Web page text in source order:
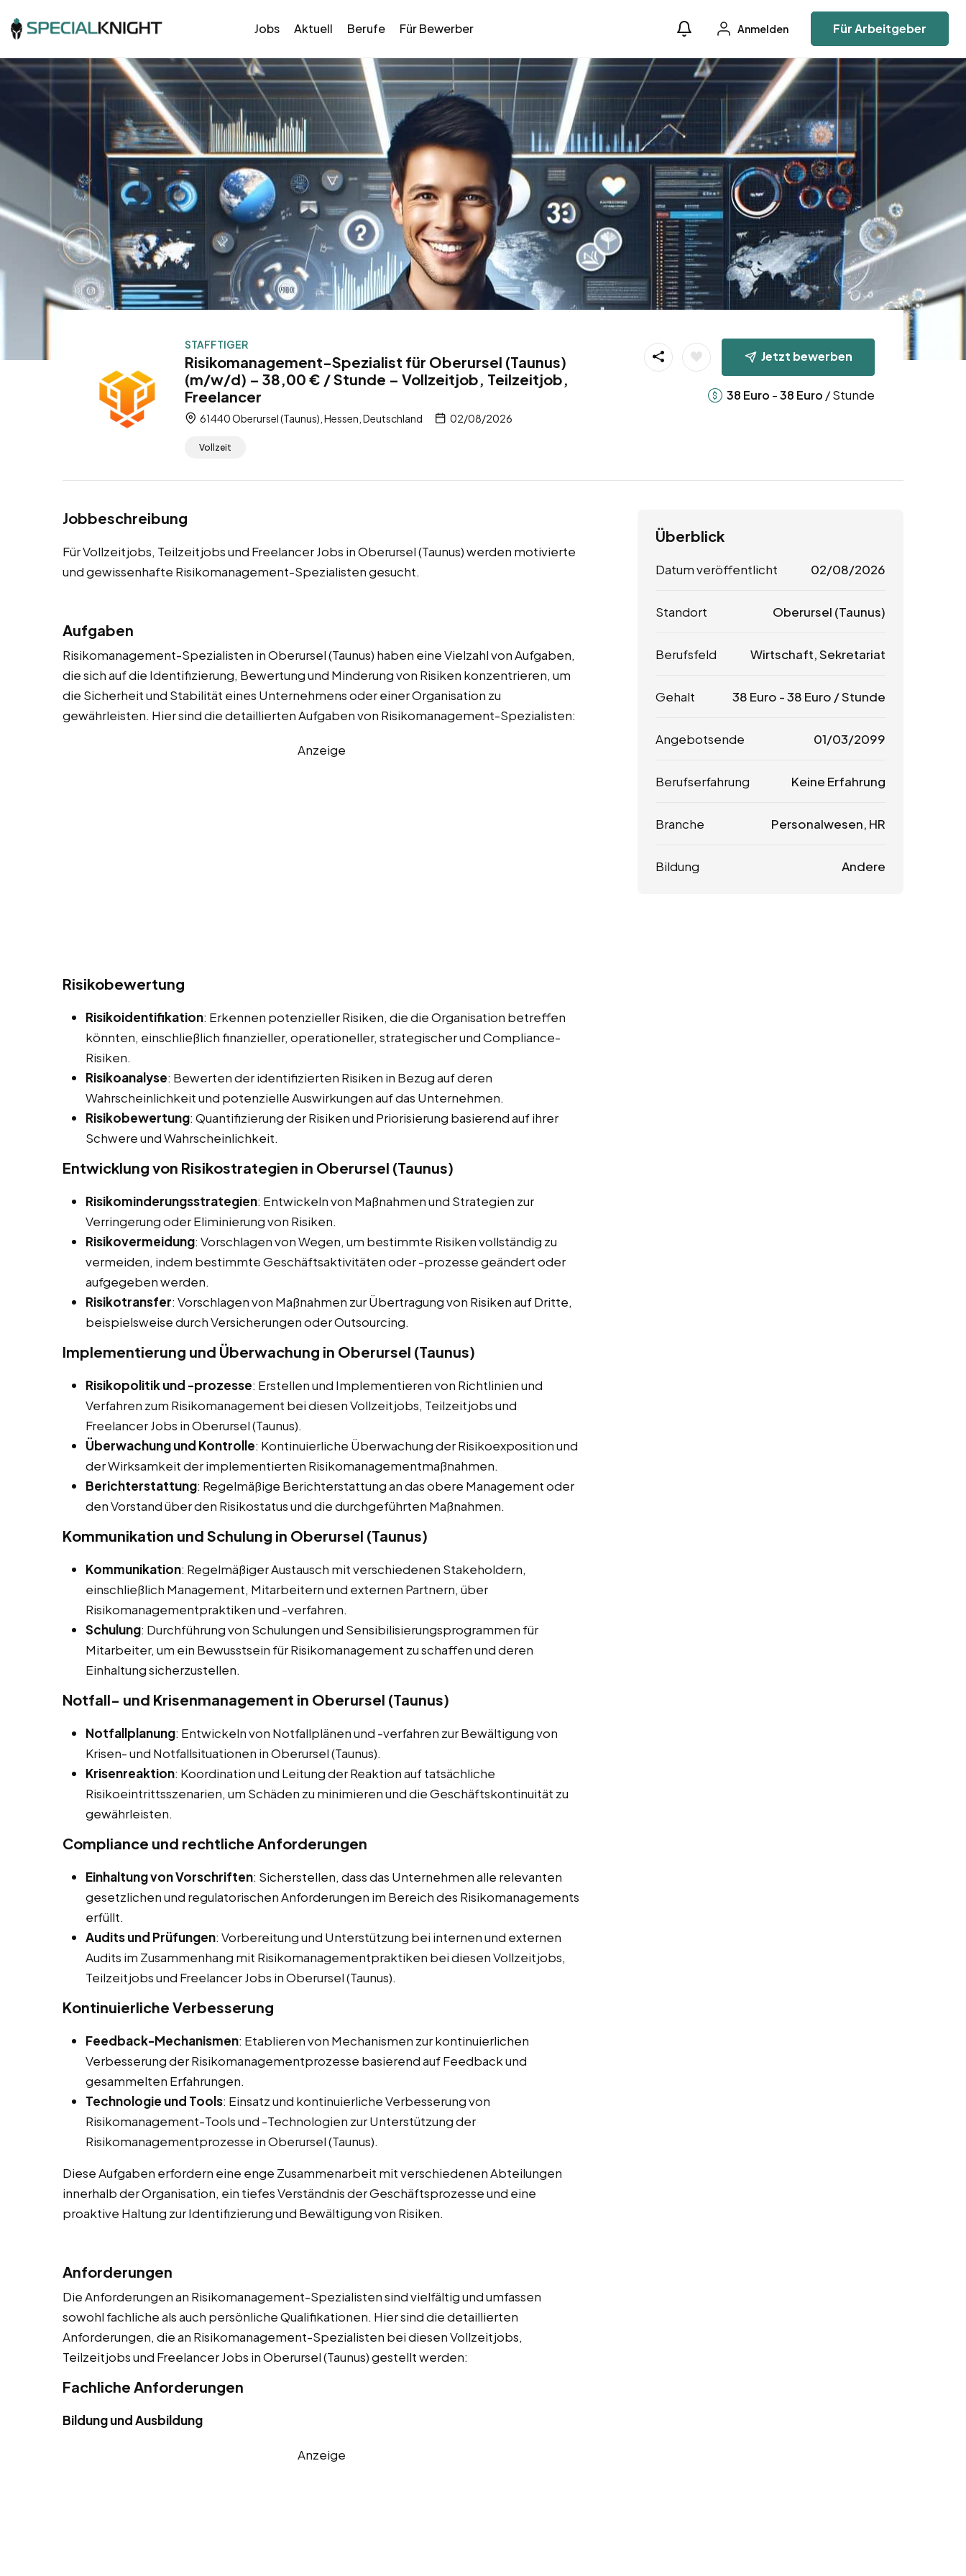
Jobs Aktuell Berufe Für Bewerber Anmelden Für Arbeitgeber
STAFFTIGER
Risikomanagement-Spezialist für Oberursel (Taunus)
(m/w/d) – 38,00 € / Stunde – Vollzeitjob, Teilzeitjob,
Freelancer
61440 Oberursel (Taunus), Hessen, Deutschland 02/08/2026
Vollzeit
Jetzt bewerben
38 Euro -38 Euro / Stunde
Jobbeschreibung
Für Vollzeitjobs, Teilzeitjobs und Freelancer Jobs in Oberursel (Taunus) werden motivierte
und gewissenhafte Risikomanagement-Spezialisten gesucht.
Aufgaben
Risikomanagement-Spezialisten in Oberursel (Taunus) haben eine Vielzahl von Aufgaben,
die sich auf die Identifizierung, Bewertung und Minderung von Risiken konzentrieren, um
die Sicherheit und Stabilität eines Unternehmens oder einer Organisation zu
gewährleisten. Hier sind die detaillierten Aufgaben von Risikomanagement-Spezialisten:
Anzeige
Risikobewertung
Risikoidentifikation: Erkennen potenzieller Risiken, die die Organisation betreffen
könnten, einschließlich finanzieller, operationeller, strategischer und Compliance-
Risiken.
Risikoanalyse: Bewerten der identifizierten Risiken in Bezug auf deren
Wahrscheinlichkeit und potenzielle Auswirkungen auf das Unternehmen.
Risikobewertung: Quantifizierung der Risiken und Priorisierung basierend auf ihrer
Schwere und Wahrscheinlichkeit.
Entwicklung von Risikostrategien in Oberursel (Taunus)
Risikominderungsstrategien: Entwickeln von Maßnahmen und Strategien zur
Verringerung oder Eliminierung von Risiken.
Risikovermeidung: Vorschlagen von Wegen, um bestimmte Risiken vollständig zu
vermeiden, indem bestimmte Geschäftsaktivitäten oder -prozesse geändert oder
aufgegeben werden.
Risikotransfer: Vorschlagen von Maßnahmen zur Übertragung von Risiken auf Dritte,
beispielsweise durch Versicherungen oder Outsourcing.
Implementierung und Überwachung in Oberursel (Taunus)
Risikopolitik und -prozesse: Erstellen und Implementieren von Richtlinien und
Verfahren zum Risikomanagement bei diesen Vollzeitjobs, Teilzeitjobs und
Freelancer Jobs in Oberursel (Taunus).
Überwachung und Kontrolle: Kontinuierliche Überwachung der Risikoexposition und
der Wirksamkeit der implementierten Risikomanagementmaßnahmen.
Berichterstattung: Regelmäßige Berichterstattung an das obere Management oder
den Vorstand über den Risikostatus und die durchgeführten Maßnahmen.
Kommunikation und Schulung in Oberursel (Taunus)
Kommunikation: Regelmäßiger Austausch mit verschiedenen Stakeholdern,
einschließlich Management, Mitarbeitern und externen Partnern, über
Risikomanagementpraktiken und -verfahren.
Schulung: Durchführung von Schulungen und Sensibilisierungsprogrammen für
Mitarbeiter, um ein Bewusstsein für Risikomanagement zu schaffen und deren
Einhaltung sicherzustellen.
Notfall- und Krisenmanagement in Oberursel (Taunus)
Notfallplanung: Entwickeln von Notfallplänen und -verfahren zur Bewältigung von
Krisen- und Notfallsituationen in Oberursel (Taunus).
Krisenreaktion: Koordination und Leitung der Reaktion auf tatsächliche
Risikoeintrittsszenarien, um Schäden zu minimieren und die Geschäftskontinuität zu
gewährleisten.
Compliance und rechtliche Anforderungen
Einhaltung von Vorschriften: Sicherstellen, dass das Unternehmen alle relevanten
gesetzlichen und regulatorischen Anforderungen im Bereich des Risikomanagements
erfüllt.
Audits und Prüfungen: Vorbereitung und Unterstützung bei internen und externen
Audits im Zusammenhang mit Risikomanagementpraktiken bei diesen Vollzeitjobs,
Teilzeitjobs und Freelancer Jobs in Oberursel (Taunus).
Kontinuierliche Verbesserung
Feedback-Mechanismen: Etablieren von Mechanismen zur kontinuierlichen
Verbesserung der Risikomanagementprozesse basierend auf Feedback und
gesammelten Erfahrungen.
Technologie und Tools: Einsatz und kontinuierliche Verbesserung von
Risikomanagement-Tools und -Technologien zur Unterstützung der
Risikomanagementprozesse in Oberursel (Taunus).
Diese Aufgaben erfordern eine enge Zusammenarbeit mit verschiedenen Abteilungen
innerhalb der Organisation, ein tiefes Verständnis der Geschäftsprozesse und eine
proaktive Haltung zur Identifizierung und Bewältigung von Risiken.
Anforderungen
Die Anforderungen an Risikomanagement-Spezialisten sind vielfältig und umfassen
sowohl fachliche als auch persönliche Qualifikationen. Hier sind die detaillierten
Anforderungen, die an Risikomanagement-Spezialisten bei diesen Vollzeitjobs,
Teilzeitjobs und Freelancer Jobs in Oberursel (Taunus) gestellt werden:
Fachliche Anforderungen
Bildung und Ausbildung
Anzeige
Überblick
Datum veröffentlicht 02/08/2026
Standort Oberursel (Taunus)
Berufsfeld Wirtschaft, Sekretariat
Gehalt 38 Euro -38 Euro / Stunde
Angebotsende 01/03/2099
Berufserfahrung Keine Erfahrung
Branche Personalwesen, HR
Bildung Andere